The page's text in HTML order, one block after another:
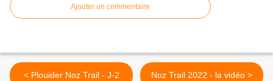
Ajouter un commentaire
< Plouider Noz Trail - J-2 Noz Trail 2022 - la vidéo >